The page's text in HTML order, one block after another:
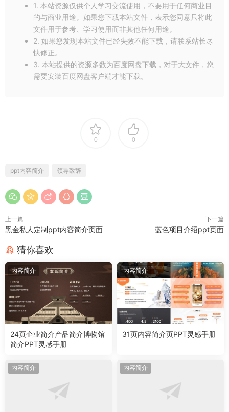
1. 本站资源仅供个人学习交流使用，不要用于任何商业目
的与商业用途。如果您下载本站文件，表示您同意只将此
文件用于参考、学习使用而非其他任何用途。
2. 如果您发现本站文件已经失效不能下载，请联系站长尽
快修正。
3. 本站提供的资源多数为百度网盘下载，对于大文件，您
需要安装百度网盘客户端才能下载。
0 0
ppt内容简介 领导致辞
上一篇
黑金私人定制ppt内容简介页面
下一篇
蓝色项目介绍ppt页面
猜你喜欢
内容简介
24页企业简介产品简介博物馆
简介PPT灵感手册
内容简介
31页内容简介页PPT灵感手册
内容简介 内容简介